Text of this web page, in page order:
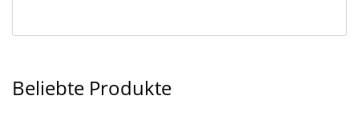
Beliebte Produkte